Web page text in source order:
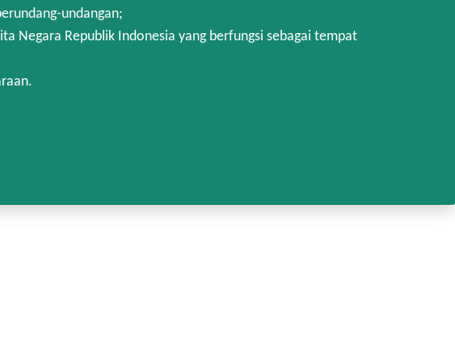
undangan;
Negara Republik Indonesia yang berfungsi sebagai tempat